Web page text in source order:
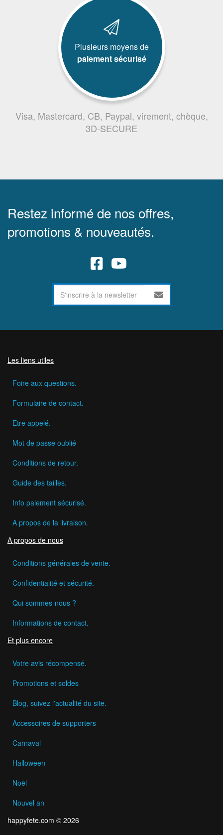
Plusieurs moyens de
paiement sécurisé
Visa, Mastercard, CB, Paypal, virement, chèque,
3D-SECURE
Restez informé de nos offres,
promotions & nouveautés.
Les liens utiles
Foire aux questions.
Formulaire de contact.
Etre appelé.
Mot de passe oublié
Conditions de retour.
Guide des tailles.
Info paiement sécurisé.
A propos de la livraison.
A propos de nous
Conditions générales de vente.
Confidentialité et sécurité.
Qui sommes-nous ?
Informations de contact.
Et plus encore
Votre avis récompensé.
Promotions et soldes
Blog, suivez l'actualité du site.
Accessoires de supporters
Carnaval
Halloween
Noël
Nouvel an
happyfete.com © 2026